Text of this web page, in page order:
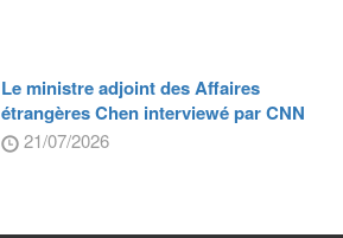
Le ministre adjoint des Affaires
étrangères Chen interviewé par CNN
21/07/2026